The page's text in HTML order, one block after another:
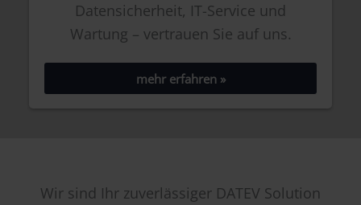
Datensicherheit, IT-Service und
Wartung – vertrauen Sie auf uns.
mehr erfahren »
Wir sind Ihr zuverlässiger DATEV Solution